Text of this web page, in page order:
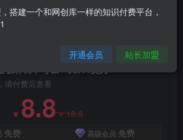
里的步骤操作，即使是小白不懂英文，
积分和美元。
操作简单 小白一天50+美刀
请付费后查看
￥ 8.8￥18.8
免费 高级会员 免费
搭建一个和网创库一样的知识付费平台，
开通会员 站长加盟